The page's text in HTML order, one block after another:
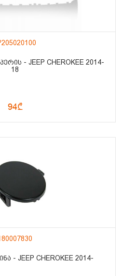
- JEEP CHEROKEE 2014-
18
94₾
- JEEP CHEROKEE 2014-